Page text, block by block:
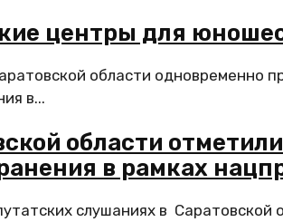
центры для
области одновременно
в...
области
в рамках
слушаниях в